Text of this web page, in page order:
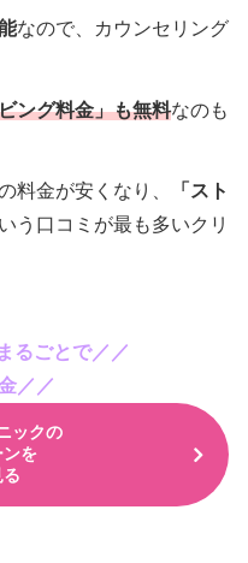
なので、カウンセリング
ング料金」も無料なのも
料金が安くなり、
「スト
う口コミが最も多いクリ
るごとで／／
／／
ックの
ンを